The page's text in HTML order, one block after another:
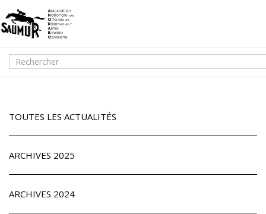
TOUTES LES ACTUALITÉS
ARCHIVES 2025
ARCHIVES 2024